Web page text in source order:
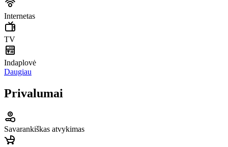
Internetas
TV
Indaplovė
Daugiau
Privalumai
Savarankiškas atvykimas